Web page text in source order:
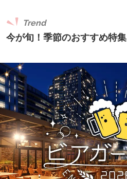
今が旬！季節のおすすめ特集
Trend